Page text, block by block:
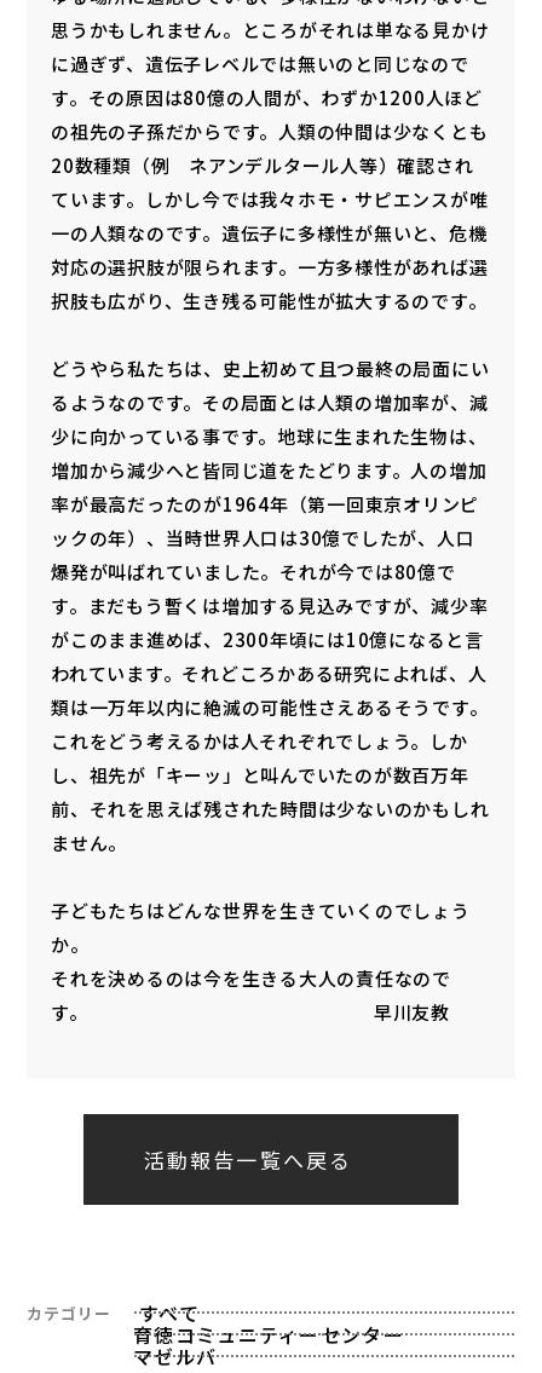
カテゴリー すべて
育徳コミュニティーセンター
マゼルバ
思うかもしれません。ところがそれは単なる見かけ
に過ぎず、遺伝子レベルでは無いのと同じなので
す。その原因は80億の人間が、わずか1200人ほど
の祖先の子孫だからです。人類の仲間は少なくとも
20数種類（例 ネアンデルタール人等）確認され
ています。しかし今では我々ホモ・サピエンスが唯
一の人類なのです。遺伝子に多様性が無いと、危機
対応の選択肢が限られます。一方多様性があれば選
択肢も広がり、生き残る可能性が拡大するのです。
どうやら私たちは、史上初めて且つ最終の局面にい
るようなのです。その局面とは人類の増加率が、減
少に向かっている事です。地球に生まれた生物は、
増加から減少へと皆同じ道をたどります。人の増加
率が最高だったのが1964年（第一回東京オリンピ
ックの年）、当時世界人口は30億でしたが、人口
爆発が叫ばれていました。それが今では80億で
す。まだもう暫くは増加する見込みですが、減少率
がこのまま進めば、2300年頃には10億になると言
われています。それどころかある研究によれば、人
類は一万年以内に絶滅の可能性さえあるそうです。
これをどう考えるかは人それぞれでしょう。しか
し、祖先が「キーッ」と叫んでいたのが数百万年
前、それを思えば残された時間は少ないのかもしれ
ません。
子どもたちはどんな世界を生きていくのでしょう
か。
それを決めるのは今を生きる大人の責任なので
す。 早川友教
活動報告一覧へ戻る